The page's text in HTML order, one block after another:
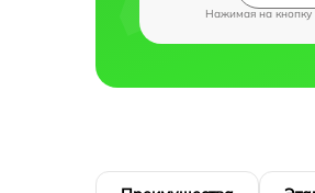
Нажимая на кнопку